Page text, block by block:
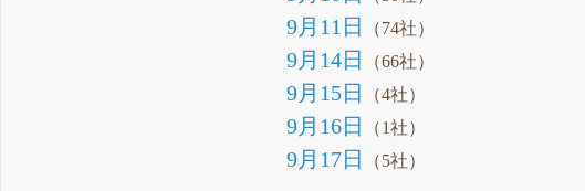
9月11日 （74社）
9月14日 （66社）
9月15日 （4社）
9月16日 （1社）
9月17日 （5社）